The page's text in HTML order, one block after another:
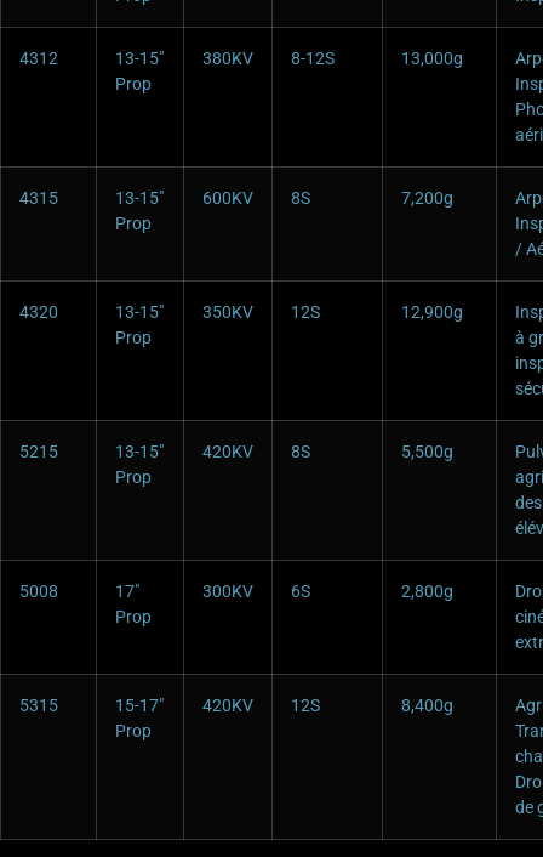
4312
13-15″
Prop
380KV 8-12S 13,000g
4315
13-15″
Prop
600KV 8S 7,200g
/
4320
13-15″
Prop
350KV 12S 12,900g
à
5215
13-15″
Prop
420KV 8S 5,500g
5008
17″
Prop
300KV 6S 2,800g
5315
15-17″
Prop
420KV 12S 8,400g
de